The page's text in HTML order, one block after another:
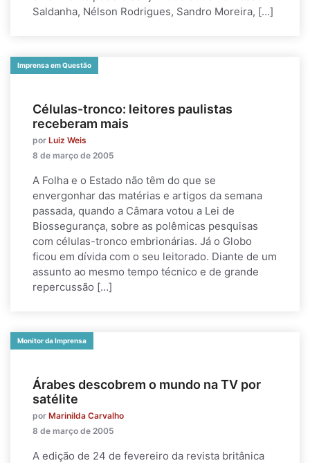
Saldanha, Nélson Rodrigues, Sandro Moreira, […]
Imprensa em Questão
Células-tronco: leitores paulistas
receberam mais
por Luiz Weis
8 de março de 2005
A Folha e o Estado não têm do que se
envergonhar das matérias e artigos da semana
passada, quando a Câmara votou a Lei de
Biossegurança, sobre as polêmicas pesquisas
com células-tronco embrionárias. Já o Globo
ficou em dívida com o seu leitorado. Diante de um
assunto ao mesmo tempo técnico e de grande
repercussão […]
Monitor da Imprensa
Árabes descobrem o mundo na TV por
satélite
por Marinilda Carvalho
8 de março de 2005
A edição de 24 de fevereiro da revista britânica